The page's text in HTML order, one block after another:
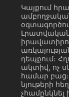
Կայքում
Լրատվական
դեպքում։
ակտիվ, ոչ
համար
նյութերի